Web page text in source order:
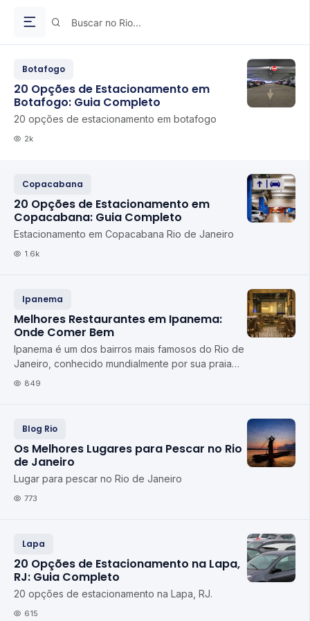
Botafogo
20 Opções de Estacionamento em
Botafogo: Guia Completo
20 opções de estacionamento em botafogo
2k
Copacabana
20 Opções de Estacionamento em
Copacabana: Guia Completo
Estacionamento em Copacabana Rio de Janeiro
1.6k
Ipanema
Melhores Restaurantes em Ipanema:
Onde Comer Bem
Ipanema é um dos bairros mais famosos do Rio de
Janeiro, conhecido mundialmente por sua praia
icônica, seu charme boêmio e seu estilo de vid...
849
Blog Rio
Os Melhores Lugares para Pescar no Rio
de Janeiro
Lugar para pescar no Rio de Janeiro
773
Lapa
20 Opções de Estacionamento na Lapa,
RJ: Guia Completo
20 opções de estacionamento na Lapa, RJ.
615